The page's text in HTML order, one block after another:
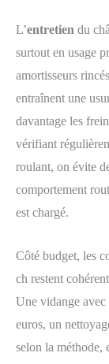
L’entretien du
surtout en usage
amortisseurs
entraînent une
davantage les
vérifiant
roulant, on évite
comportement
est chargé.
Côté budget, les
ch restent
Une vidange
euros, un
selon la méthode,